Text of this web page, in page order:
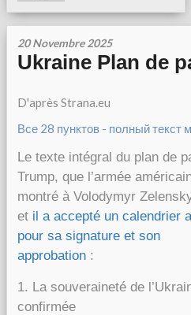
20 Novembre 2025
Ukraine Plan de
D'après Strana.eu
Все 28 пунктов - полный текст
Le texte intégral du plan de
Trump, que l’armée
montré à Volodymyr
et il a accepté un calendrier
pour sa signature et son
approbation :
1. La souveraineté de
confirmée